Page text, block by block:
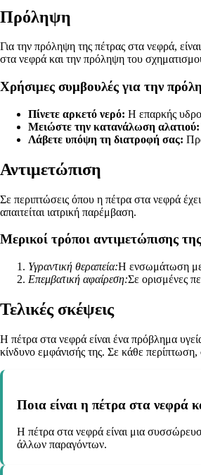
Πρόληψη
Για την πρόληψη της πέτρας στα νεφρά,
στα νεφρά και την πρόληψη του
Χρήσιμες συμβουλές για την
Πίνετε αρκετό νερό: Η επαρκής
Μειώστε την κατανάλωση αλατιού:
Λάβετε υπόψη τη διατροφή σας:
Αντιμετώπιση
Σε περιπτώσεις όπου η πέτρα στα νεφρά
απαιτείται ιατρική παρέμβαση.
Μερικοί τρόποι αντιμετώπισης
Υγραντική θεραπεία:Η ενσωμάτωση
Επεμβατική αφαίρεση:Σε ορισμένες
Τελικές σκέψεις
Η πέτρα στα νεφρά είναι ένα πρόβλημα
κίνδυνο εμφάνισής της. Σε κάθε
Ποια είναι η πέτρα στα νεφρά
Η πέτρα στα νεφρά είναι μια
άλλων παραγόντων.